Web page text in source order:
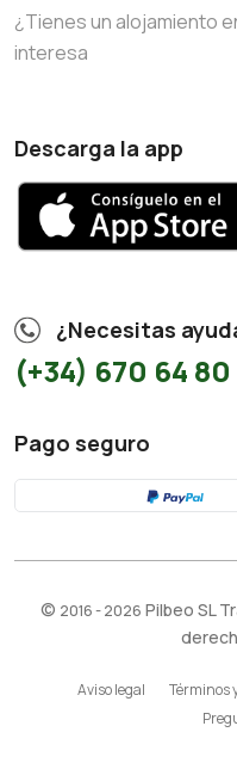
¿Tienes un alojamiento
interesa
Descarga la app
¿Necesitas
(+34) 670 64 80
Pago seguro
© 2016 - 2026 Pilbeo SL
Aviso legal Términos